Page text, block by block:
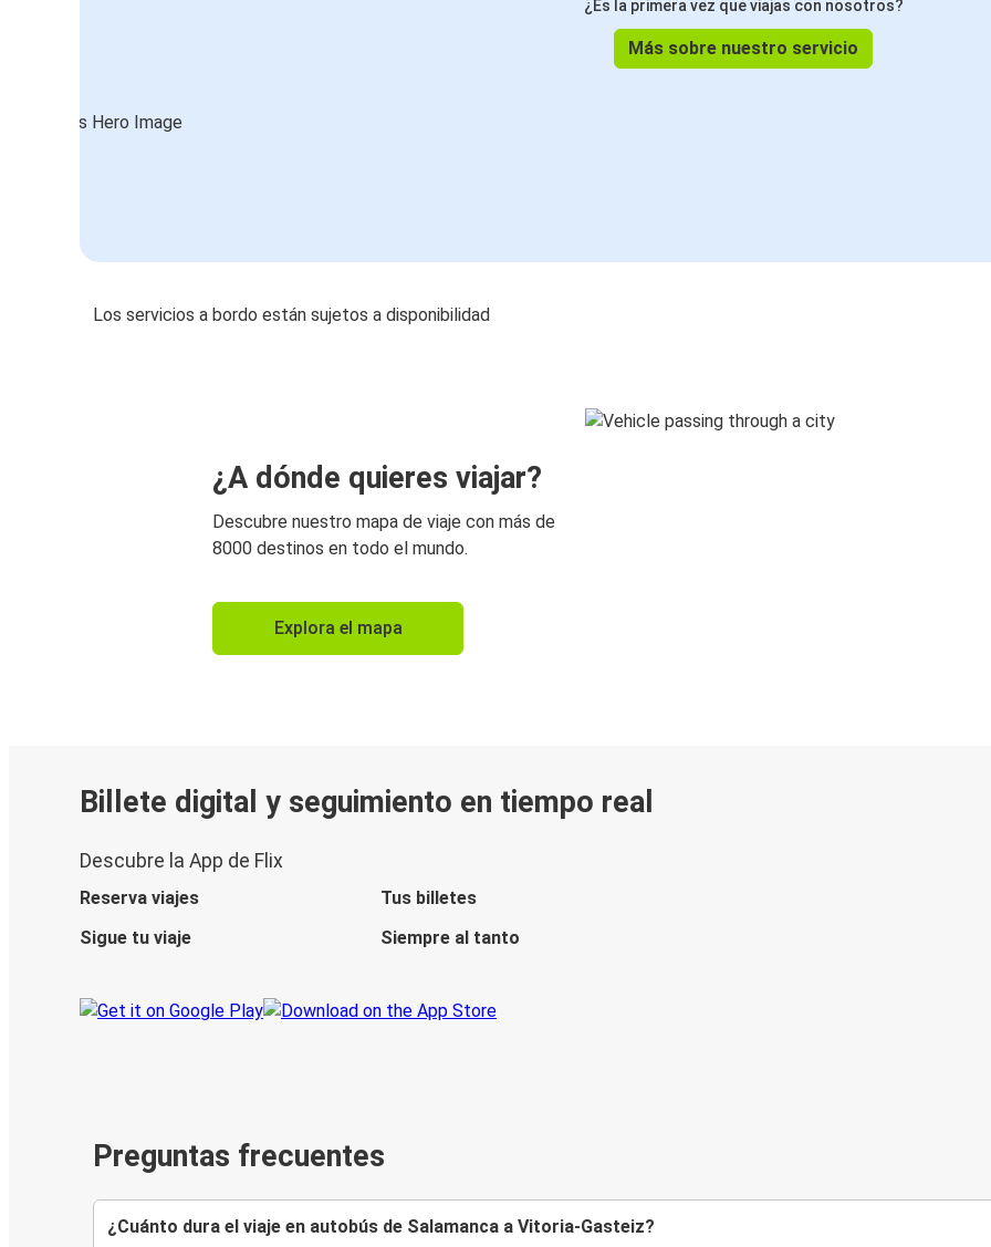
¿Es la primera vez que viajas con nosotros?
Más sobre nuestro servicio
Los servicios a bordo están sujetos a disponibilidad
¿A dónde quieres viajar?
Descubre nuestro mapa de viaje con más de
8000 destinos en todo el mundo.
Explora el mapa
Billete digital y seguimiento en tiempo real
Descubre la App de Flix
Reserva viajes
Tus billetes
Sigue tu viaje
Siempre al tanto
Preguntas frecuentes
¿Cuánto dura el viaje en autobús de Salamanca a Vitoria-Gasteiz?